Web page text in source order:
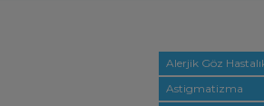
Alerjik Göz
Astigmatizma